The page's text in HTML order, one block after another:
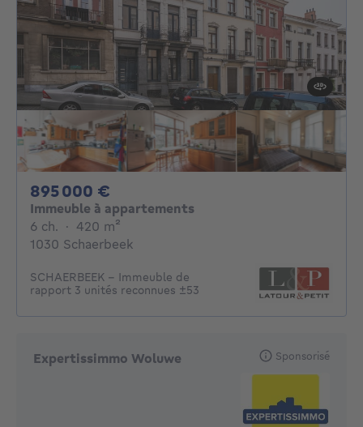
895 000 €
Immeuble à appartements
6 ch. 6 chambres
· 420 m²
1030 Schaerbeek
SCHAERBEEK – Immeuble de
rapport 3 unités reconnues ±53
Expertissimmo Woluwe Sponsorisé